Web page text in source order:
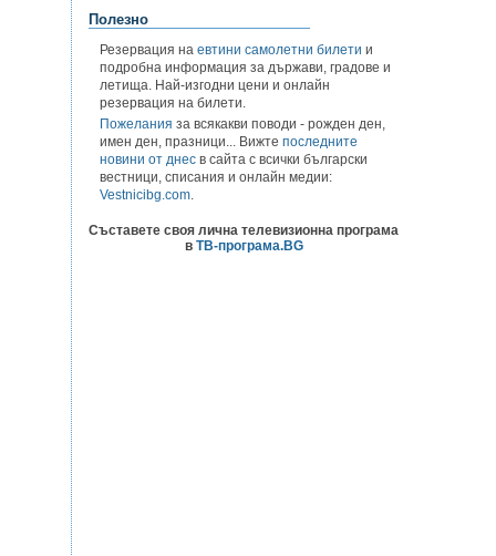
Полезно
Резервация на евтини самолетни билети и
подробна информация за държави, градове и
летища. Най-изгодни цени и онлайн
резервация на билети.
Пожелания за всякакви поводи - рожден ден,
имен ден, празници... Вижте последните
новини от днес в сайта с всички български
вестници, списания и онлайн медии:
Vestnicibg.com.
Съставете своя лична телевизионна програма
в ТВ-програма.BG